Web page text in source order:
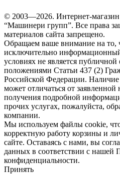
© 2003—2026. Интернет-
“Машинери групп”. Все права
материалов сайта запрещено.
Обращаем ваше внимание на то,
исключительно
условиях не является
положениями Статьи 437 (2)
Российской Федерации. Наличие
может отличаться от
получения подробной
прочих услугах, пожалуйста,
компании.
Мы используем файлы cookie,
корректную работу корзины и
сайте. Оставаясь с нами, вы
данных в соответствии с нашей
конфиденциальности.
Принять